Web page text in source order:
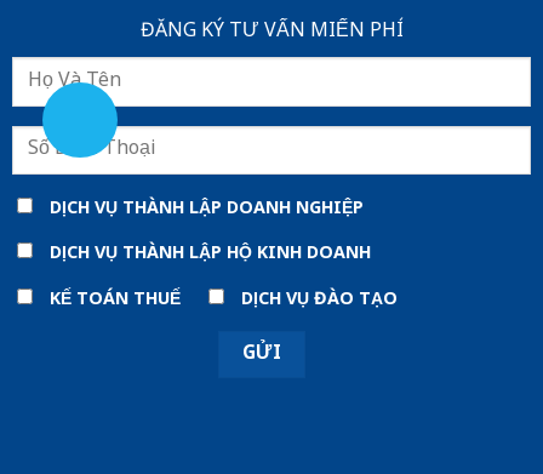
ĐĂNG KÝ TƯ VẤN MIẾN PHÍ
DỊCH VỤ THÀNH LẬP DOANH NGHIỆP
DỊCH VỤ THÀNH LẬP HỘ KINH DOANH
KẾ TOÁN THUẾ
DỊCH VỤ ĐÀO TẠO